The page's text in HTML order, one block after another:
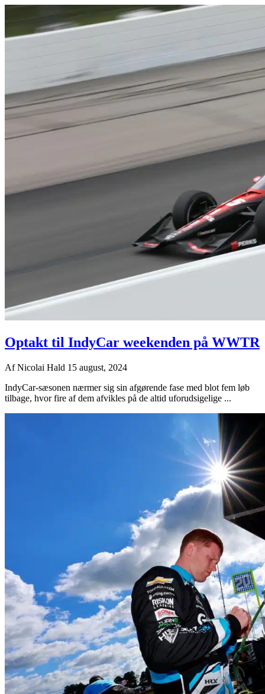
Optakt til IndyCar weekenden på WWTR
AfNicolai Hald 15 august, 2024
IndyCar-sæsonen nærmer sig sin afgørende fase med blot fem løb
tilbage, hvor fire af dem afvikles på de altid uforudsigelige ...